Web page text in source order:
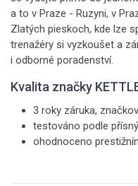
a to v Praze - Ruzyni, v
Zlatých pieskoch, kde lze
trenažéry si vyzkoušet a
i odborné poradenství.
Kvalita značky
3 roky záruka,
testováno podle
ohodnoceno